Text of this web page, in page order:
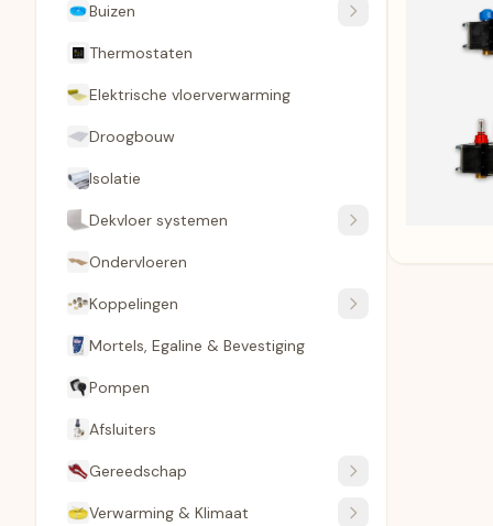
Buizen
Thermostaten
Elektrische vloerverwarming
Droogbouw
Isolatie
Dekvloer systemen
Ondervloeren
Koppelingen
Mortels, Egaline & Bevestiging
Pompen
Afsluiters
Gereedschap
Verwarming & Klimaat